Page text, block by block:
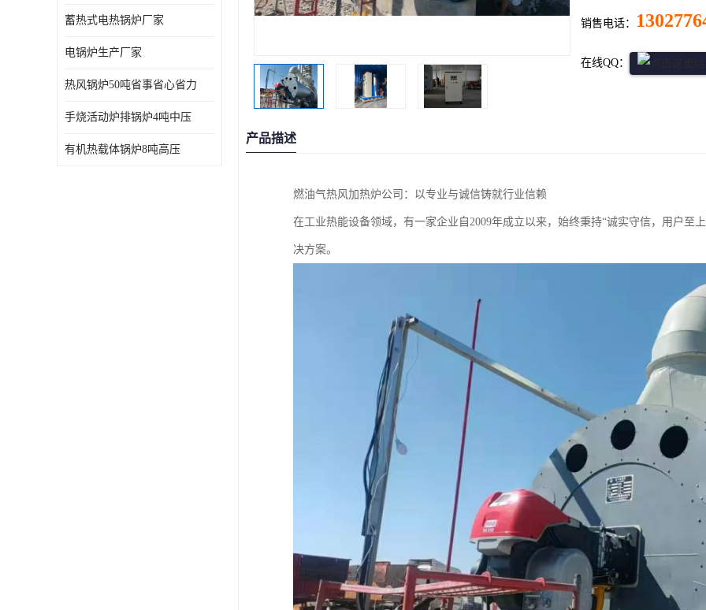
蓄热式电热锅炉厂家
电锅炉生产厂家
热风锅炉50吨省事省心省力
手烧活动炉排锅炉4吨中压
有机热载体锅炉8吨高压
销售电话：
在线QQ：
产品描述
燃油气热风加热炉公司：以专业与诚信铸就行业信赖
在工业热能设备领域，有一家企业自2009年成立以来，始终秉持“诚实守信，用户至
决方案。